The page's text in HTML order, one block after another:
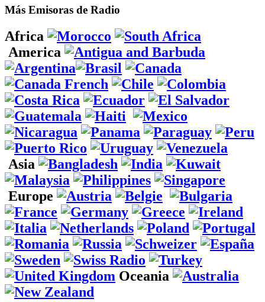
Más Emisoras de Radio
Africa
America
Asia
Europe
Oceania